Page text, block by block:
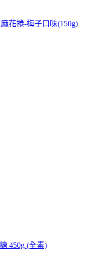
花捲-梅子口味(150g)
450g (全素)